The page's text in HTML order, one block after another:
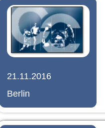
21.11.2016
Berlin